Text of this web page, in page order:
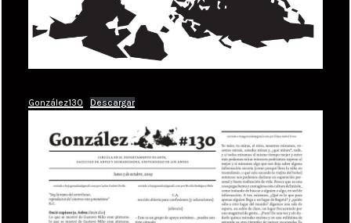
González130 Descargar